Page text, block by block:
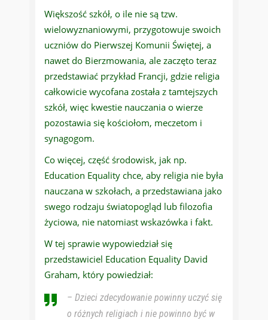
Większość szkół, o ile nie są tzw.
wielowyznaniowymi, przygotowuje swoich
uczniów do Pierwszej Komunii Świętej, a
nawet do Bierzmowania, ale zaczęto teraz
przedstawiać przykład Francji, gdzie religia
całkowicie wycofana została z tamtejszych
szkół, więc kwestie nauczania o wierze
pozostawia się kościołom, meczetom i
synagogom.
Co więcej, część środowisk, jak np.
Education Equality chce, aby religia nie była
nauczana w szkołach, a przedstawiana jako
swego rodzaju światopogląd lub filozofia
życiowa, nie natomiast wskazówka i fakt.
W tej sprawie wypowiedział się
przedstawiciel Education Equality David
Graham, który powiedział:
– Dzieci zdecydowanie powinny uczyć się
o różnych religiach i nie powinno być w